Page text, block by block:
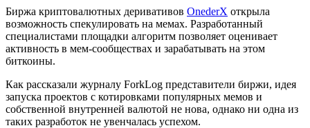
Биржа криптовалютных деривативов OnederX открыла
возможность спекулировать на мемах. Разработанный
специалистами площадки алгоритм позволяет оценивает
активность в мем-сообществах и зарабатывать на этом
биткоины.
Как рассказали журналу ForkLog представители биржи, идея
запуска проектов с котировками популярных мемов и
собственной внутренней валютой не нова, однако ни одна из
таких разработок не увенчалась успехом.